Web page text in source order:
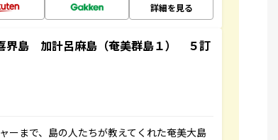
詳細を見る
島 加計呂麻島（奄美群島１） ５訂
まで、島の人たちが教えてくれた奄美大島